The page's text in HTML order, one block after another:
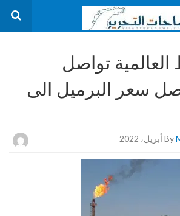
العالمية تواصل
سعر البرميل الى
By